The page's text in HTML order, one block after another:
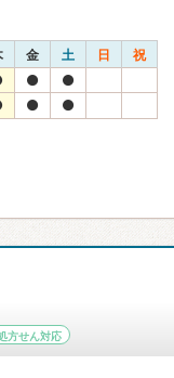
金 土 日 祝
方せん対応